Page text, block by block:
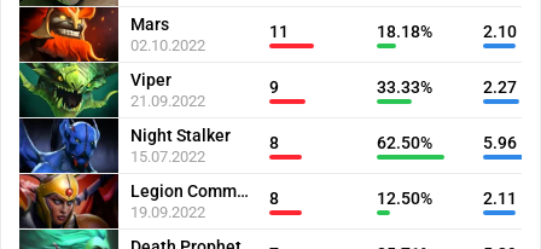
Mars
02.10.2022
11 18.18% 2.10
Viper
21.09.2022
9 33.33% 2.27
Night Stalker
15.07.2022
8 62.50% 5.96
Legion Commander
19.09.2022
8 12.50% 2.11